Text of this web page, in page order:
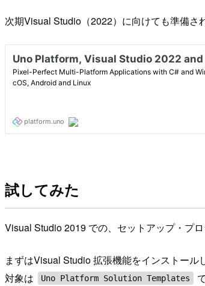
次期Visual Studio（2022）に向けても準備さ
試してみた
Visual Studio 2019 での、セットアップ・プ
まずはVisual Studio 拡張機能をインストール
対象は
Uno Platform Solution Templates